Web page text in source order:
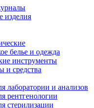
изделия
белье и одежда
инструменты
и средства
лаборатории и анализов
рентгенологии
стерилизации